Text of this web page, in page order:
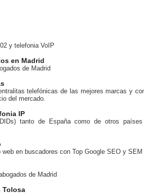
y telefonia VoIP
en Madrid
de Madrid
telefónicas de las mejores marcas y
del mercado.
IP
tanto de España como de otros
en buscadores con Top Google SEO y SEM
de Madrid
Tolosa